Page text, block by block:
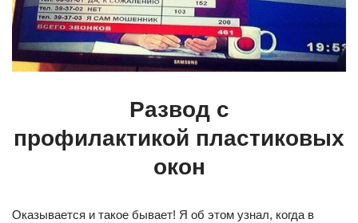
Развод с
профилактикой пластиковых
окон
Оказывается и такое бывает! Я об этом узнал, когда в